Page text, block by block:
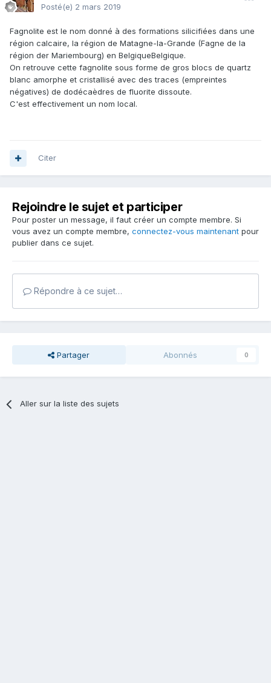
Posté(e) 2 mars 2019
Fagnolite est le nom donné à des formations silicifiées dans une
région calcaire, la région de Matagne-la-Grande (Fagne de la
région der Mariembourg) en BelgiqueBelgique.
On retrouve cette fagnolite sous forme de gros blocs de quartz
blanc amorphe et cristallisé avec des traces (empreintes
négatives) de dodécaèdres de fluorite dissoute.
C'est effectivement un nom local.
Citer
Rejoindre le sujet et participer
Pour poster un message, il faut créer un compte membre. Si
vous avez un compte membre, connectez-vous maintenant pour
publier dans ce sujet.
Répondre à ce sujet…
Partager Abonnés 0
Aller sur la liste des sujets